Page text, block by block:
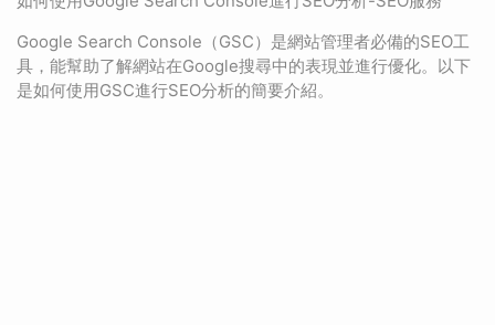
Google Search Console（GSC）是網站管理者必備的SEO工
具，能幫助了解網站在Google搜尋中的表現並進行優化。以下
是如何使用GSC進行SEO分析的簡要介紹。